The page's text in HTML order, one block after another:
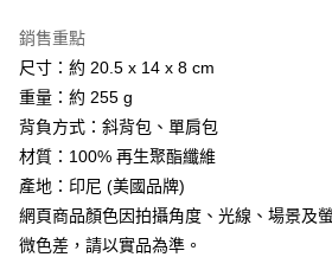
【關於「AFTEE先享後付」】
AFTEE先享後付是「在收到商品之後才付款」的
１．簡單：不需註冊會員、不需綁卡、不需儲值。
２．便利：只要手機號碼，簡訊認證，即可結帳。
３．安心：先確認商品／服務後，再付款。
【「AFTEE先享後付」結帳流程】
１．於結帳方式選擇「AFTEE先享後付」後，
２．訂單成立數日內，您將收到繳費通知簡訊。
ATM付款
貨到付款
運送方式
全家取貨付款
每筆NT$60，滿NT$499(含以上)免運費
銷售重點
尺寸：約 20.5 x 14 x 8 cm
重量：約 255 g
背負方式：斜背包、單肩包
材質：100% 再生聚酯纖維
產地：印尼 (美國品牌)
網頁商品顏色因拍攝角度、光線、場景及
微色差，請以實品為準。